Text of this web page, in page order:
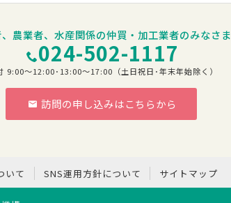
農業者、水産関係の仲買・加工業者のみなさま
024-502-1117
9:00～12:00･13:00～17:00（土日祝日･年末年始除く）
訪問の申し込みはこちらから
いて SNS運用方針について サイトマップ